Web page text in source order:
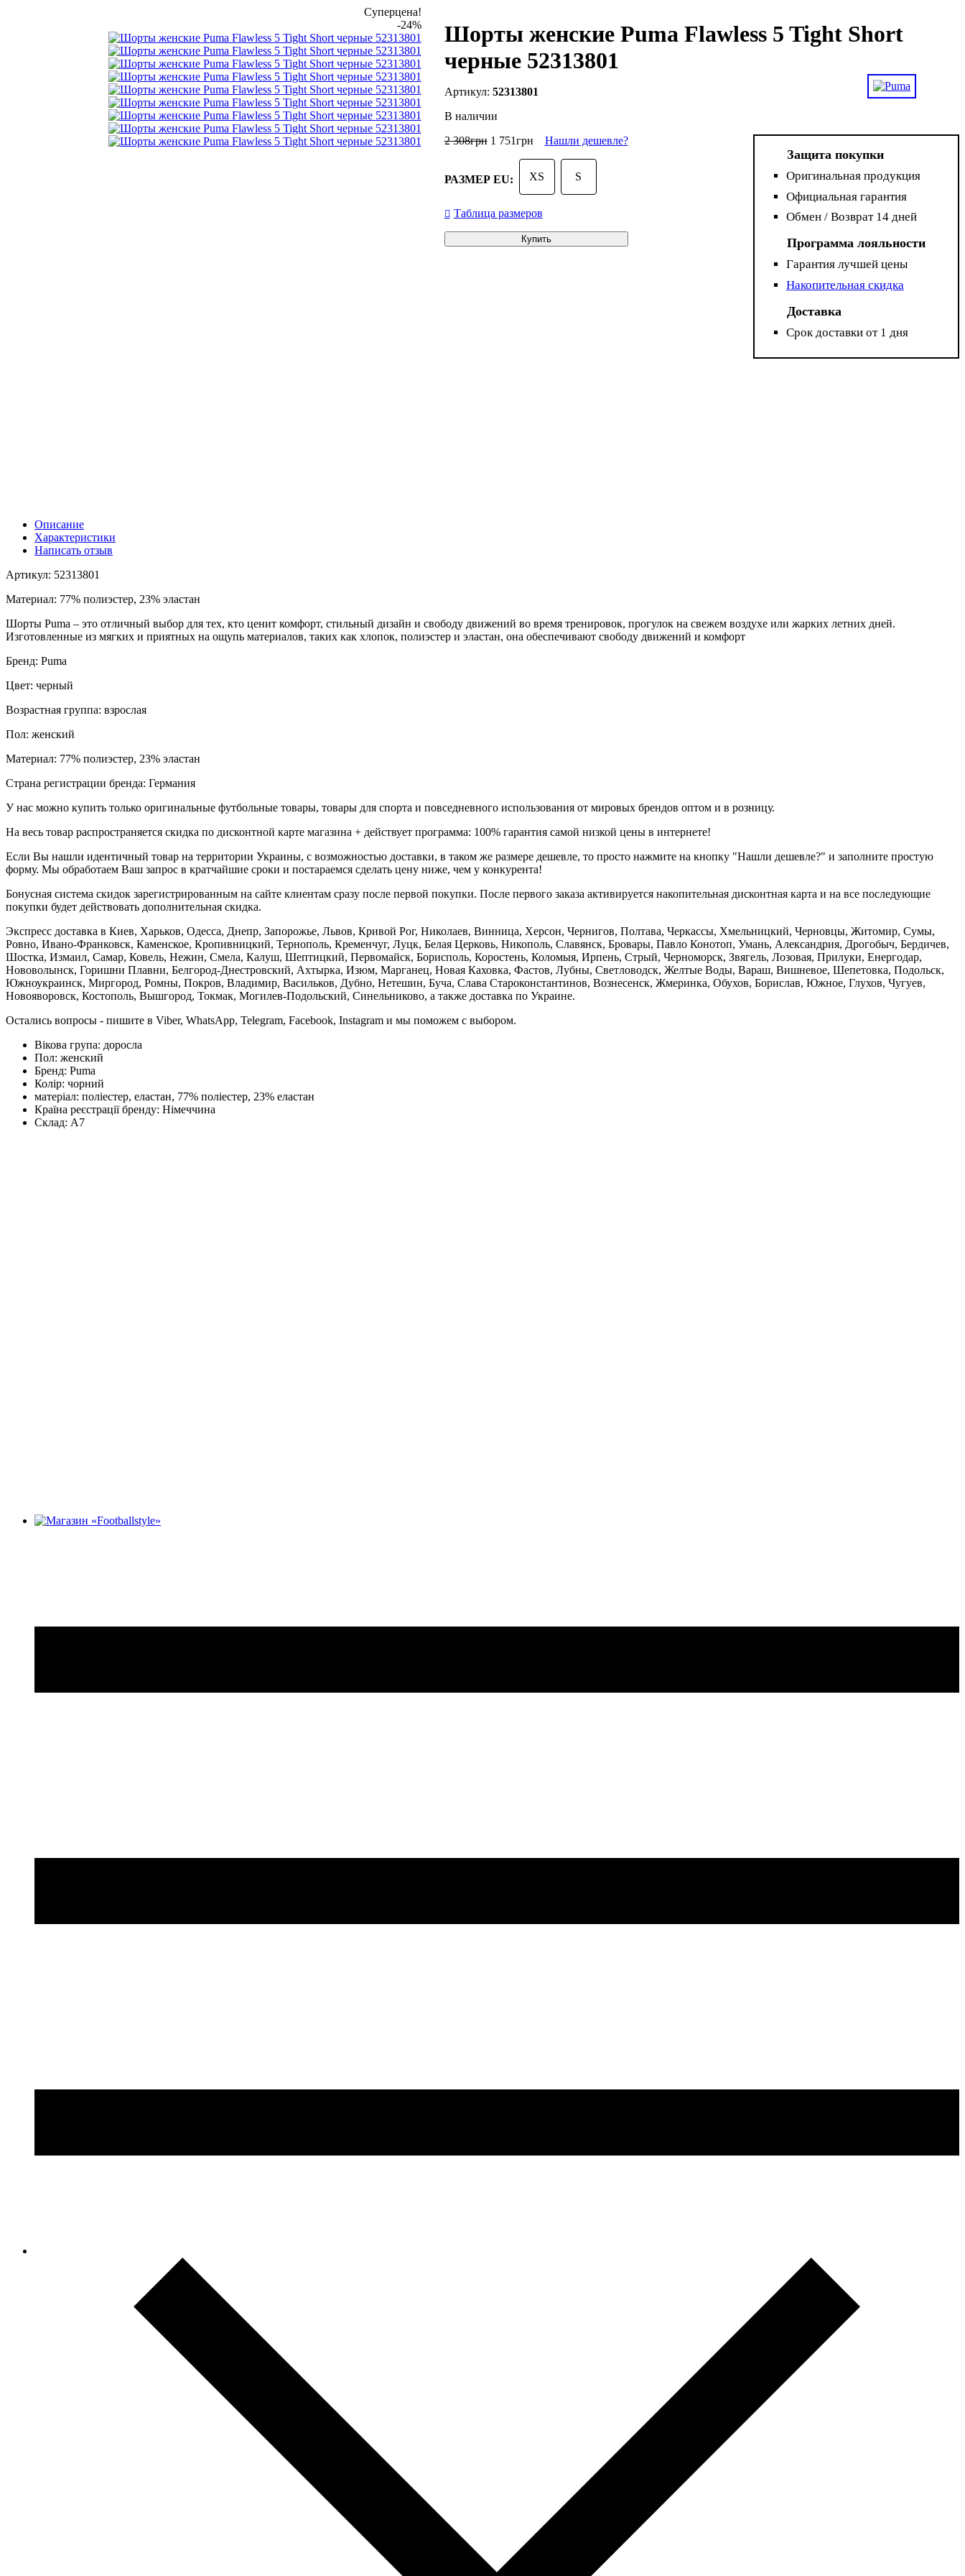
Суперцена!
-24%
Шорты женские Puma Flawless 5 Tight Short
черные 52313801
52313801
В наличии
2 308грн 1 751грн Нашли дешевле?
РАЗМЕР EU: XS S
Таблица размеров
Купить
Защита покупки
Оригинальная продукция
Официальная гарантия
Обмен / Возврат 14 дней
Программа лояльности
Гарантия лучшей цены
Накопительная скидка
Доставка
Срок доставки от 1 дня
Описание
Характеристики
Написать отзыв
Артикул: 52313801
Материал: 77% полиэстер, 23% эластан
Шорты Puma – это отличный выбор для тех, кто ценит комфорт, стильный дизайн и свободу движений во время тренировок, прогулок на свежем воздухе или жарких летних дней.
Изготовленные из мягких и приятных на ощупь материалов, таких как хлопок, полиэстер и эластан, она обеспечивают свободу движений и комфорт
Бренд: Puma
Цвет: черный
Возрастная группа: взрослая
Пол: женский
Материал: 77% полиэстер, 23% эластан
Страна регистрации бренда: Германия
У нас можно купить только оригинальные футбольные товары, товары для спорта и повседневного использования от мировых брендов оптом и в розницу.
На весь товар распространяется скидка по дисконтной карте магазина + действует программа: 100% гарантия самой низкой цены в интернете!
Если Вы нашли идентичный товар на территории Украины, с возможностью доставки, в таком же размере дешевле, то просто нажмите на кнопку "Нашли дешевле?" и заполните простую
форму. Мы обработаем Ваш запрос в кратчайшие сроки и постараемся сделать цену ниже, чем у конкурента!
Бонусная система скидок зарегистрированным на сайте клиентам сразу после первой покупки. После первого заказа активируется накопительная дисконтная карта и на все последующие
покупки будет действовать дополнительная скидка.
Экспресс доставка в Киев, Харьков, Одесса, Днепр, Запорожье, Львов, Кривой Рог, Николаев, Винница, Херсон, Чернигов, Полтава, Черкассы, Хмельницкий, Черновцы, Житомир, Сумы,
Ровно, Ивано-Франковск, Каменское, Кропивницкий, Тернополь, Кременчуг, Луцк, Белая Церковь, Никополь, Славянск, Бровары, Павло Конотоп, Умань, Александрия, Дрогобыч, Бердичев,
Шостка, Измаил, Самар, Ковель, Нежин, Смела, Калуш, Шептицкий, Первомайск, Борисполь, Коростень, Коломыя, Ирпень, Стрый, Черноморск, Звягель, Лозовая, Прилуки, Енергодар,
Нововолынск, Горишни Плавни, Белгород-Днестровский, Ахтырка, Изюм, Марганец, Новая Каховка, Фастов, Лубны, Светловодск, Желтые Воды, Вараш, Вишневое, Шепетовка, Подольск,
Южноукраинск, Миргород, Ромны, Покров, Владимир, Васильков, Дубно, Нетешин, Буча, Слава Староконстантинов, Вознесенск, Жмеринка, Обухов, Борислав, Южное, Глухов, Чугуев,
Новояворовск, Костополь, Вышгород, Токмак, Могилев-Подольский, Синельниково, а также доставка по Украине.
Остались вопросы - пишите в Viber, WhatsApp, Telegram, Facebook, Instagram и мы поможем с выбором.
Вікова група: доросла
Пол: женский
Бренд: Puma
Колір: чорний
матеріал: поліестер, еластан, 77% поліестер, 23% еластан
Країна реєстрації бренду: Німеччина
Склад: А7